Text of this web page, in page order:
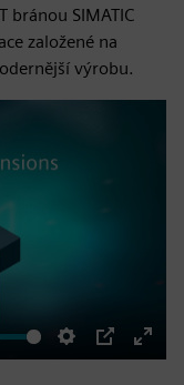
bránou SIMATIC
založené na
výrobu.
Settings
PIP
Enter